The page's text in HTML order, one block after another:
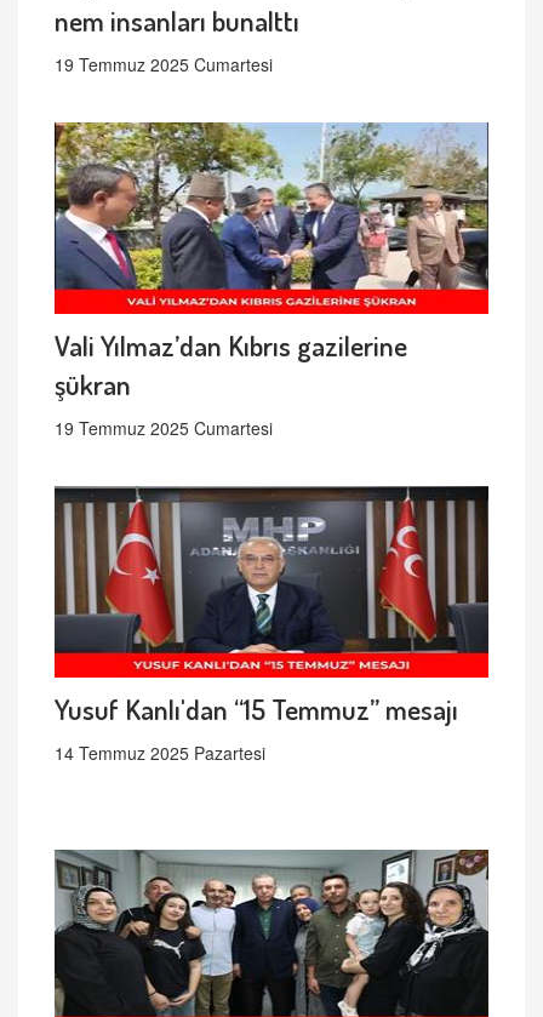
nem insanları bunalttı
19 Temmuz 2025 Cumartesi
Vali Yılmaz’dan Kıbrıs gazilerine
şükran
19 Temmuz 2025 Cumartesi
Yusuf Kanlı'dan “15 Temmuz” mesajı
14 Temmuz 2025 Pazartesi